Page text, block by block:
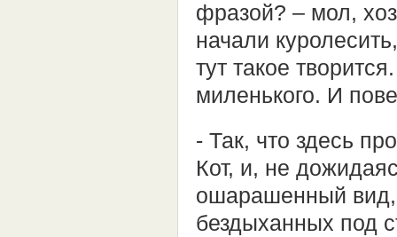
фразой? – мол,
начали
тут такое
миленького. И
- Так, что здесь
Кот, и, не
ошарашенный вид,
бездыханных под